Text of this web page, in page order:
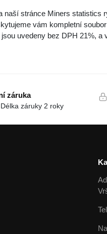
naší stránce Miners statistics
vám kompletní
uvedeny bez DPH 21%,
záruka
záruky 2 roky